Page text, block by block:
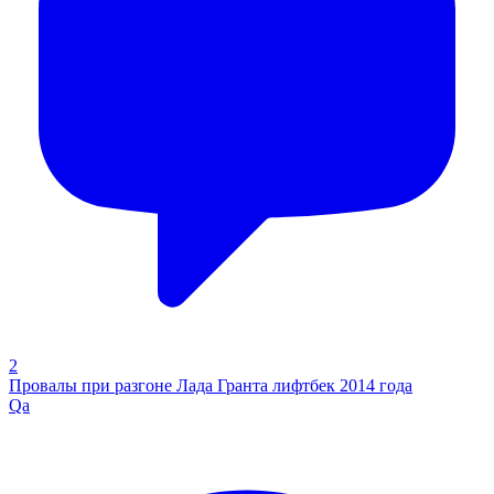
2
Провалы при разгоне Лада Гранта лифтбек 2014 года
Qa